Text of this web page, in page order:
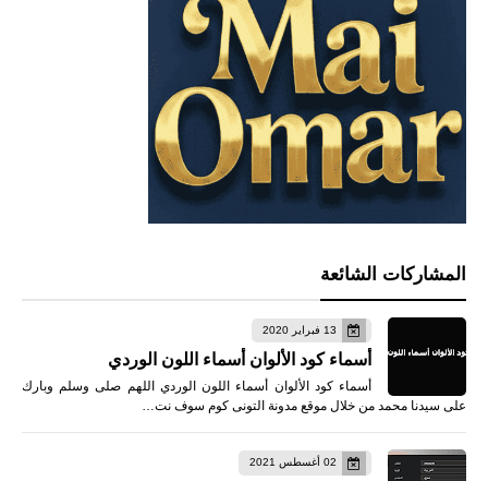
المشاركات الشائعة
13 فبراير 2020
أسماء كود الألوان أسماء اللون الوردي
أسماء كود الألوان أسماء اللون الوردي اللهم صلى وسلم وبارك
على سيدنا محمد من خلال موقع مدونة التونى كوم سوف نت…
02 أغسطس 2021